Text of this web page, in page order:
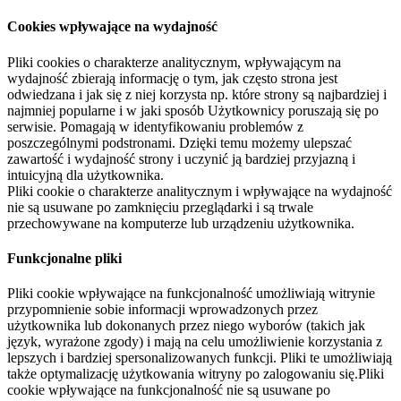
Cookies wpływające na wydajność
Pliki cookies o charakterze analitycznym, wpływającym na
wydajność zbierają informację o tym, jak często strona jest
odwiedzana i jak się z niej korzysta np. które strony są najbardziej i
najmniej popularne i w jaki sposób Użytkownicy poruszają się po
serwisie. Pomagają w identyfikowaniu problemów z
poszczególnymi podstronami. Dzięki temu możemy ulepszać
zawartość i wydajność strony i uczynić ją bardziej przyjazną i
intuicyjną dla użytkownika.
Pliki cookie o charakterze analitycznym i wpływające na wydajność
nie są usuwane po zamknięciu przeglądarki i są trwale
przechowywane na komputerze lub urządzeniu użytkownika.
Funkcjonalne pliki
Pliki cookie wpływające na funkcjonalność umożliwiają witrynie
przypomnienie sobie informacji wprowadzonych przez
użytkownika lub dokonanych przez niego wyborów (takich jak
język, wyrażone zgody) i mają na celu umożliwienie korzystania z
lepszych i bardziej spersonalizowanych funkcji. Pliki te umożliwiają
także optymalizację użytkowania witryny po zalogowaniu się.Pliki
cookie wpływające na funkcjonalność nie są usuwane po